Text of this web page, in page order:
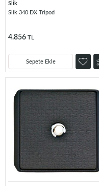
Slik
Slik 340 DX Tripod
4.856 TL
Sepete Ekle